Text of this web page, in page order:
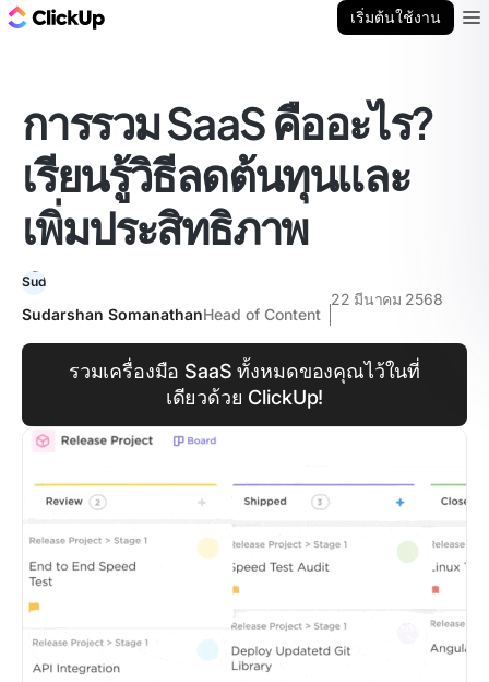
เริ่มต้นใช้งาน
การรวม SaaS คืออะไร?
เรียนรู้วิธีลดต้นทุนและ
เพิ่มประสิทธิภาพ
Sudarshan SomanathanHead of Content
22 มีนาคม 2568
รวมเครื่องมือ SaaS ทั้งหมดของคุณไว้ในที่
เดียวด้วย ClickUp!